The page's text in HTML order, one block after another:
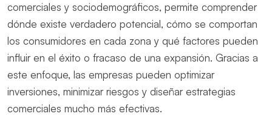
comerciales y sociodemográficos, permite comprender
dónde existe verdadero potencial, cómo se comportan
los consumidores en cada zona y qué factores pueden
influir en el éxito o fracaso de una expansión. Gracias a
este enfoque, las empresas pueden optimizar
inversiones, minimizar riesgos y diseñar estrategias
comerciales mucho más efectivas.